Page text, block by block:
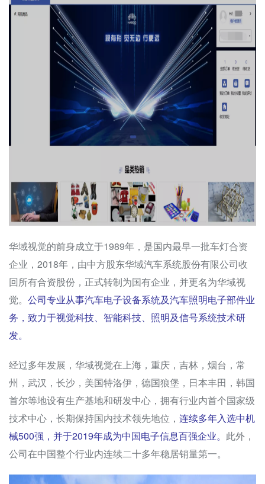
华域视觉的前身成立于1989年，是国内最早一批车灯合资
企业，2018年，由中方股东华域汽车系统股份有限公司收
回所有合资股份，正式转制为国有企业，并更名为华域视
觉。 公司专业从事汽车电子设备系统及汽车照明电子部件业
务，致力于视觉科技、智能科技、照明及信号系统技术研
发。
经过多年发展，华域视觉在上海，重庆，吉林，烟台，常
州，武汉，长沙，美国特洛伊，德国狼堡，日本丰田，韩国
首尔等地设有生产基地和研发中心，拥有行业内首个国家级
技术中心，长期保持国内技术领先地位， 连续多年入选中机
械500强，并于2019年成为中国电子信息百强企业。 此外，
公司在中国整个行业内连续二十多年稳居销量第一。